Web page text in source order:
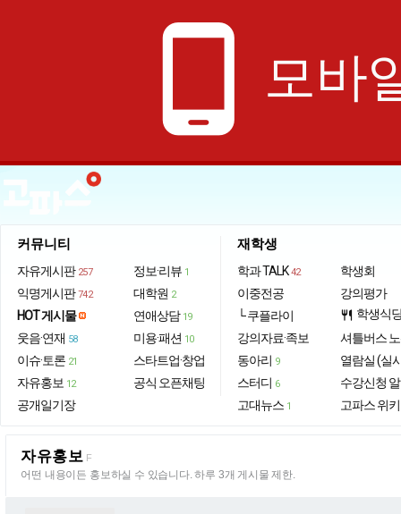
phone_android 모바
커뮤니티
자유게시판 257
익명게시판 742
HOT 게시물
웃음·연재 58
이슈·토론 21
자유홍보 12
공개일기장
정보·리뷰 1
대학원 2
연애상담 19
미용·패션 10
스타트업·창업
공식 오픈채팅
재학생
학과 TALK 42
이중전공
└ 쿠플라이
강의자료·족보
동아리 9
스터디 6
고대뉴스 1
학생회
강의평가
restaurant 학생식
셔틀버스
열람실 (실
수강신청
고파스 위키
자유홍보 F
어떤 내용이든 홍보하실 수 있습니다. 하루 3개 게시물 제한.